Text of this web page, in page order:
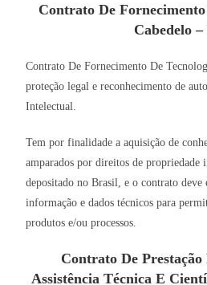
Contrato De
Cabedelo –
Contrato De Fornecimento De
proteção legal e reconhecimento de
Intelectual.
Tem por finalidade a aquisição de
amparados por direitos de propriedade
depositado no Brasil, e o contrato
informação e dados técnicos para
produtos e/ou processos.
Contrato De Prestação
Assistência Técnica E